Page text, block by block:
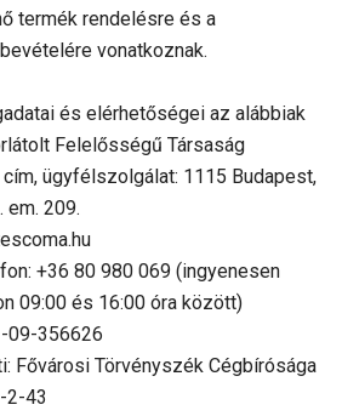
termék rendelésre és a
vonatkoznak.
és elérhetőségei az alábbiak
Felelősségű Társaság
ügyfélszolgálat: 1115 Budapest,
em. 209.
+36 80 980 069 (ingyenesen
09:00 és 16:00 óra között)
09-356626
Fővárosi Törvényszék Cégbírósága
2-43